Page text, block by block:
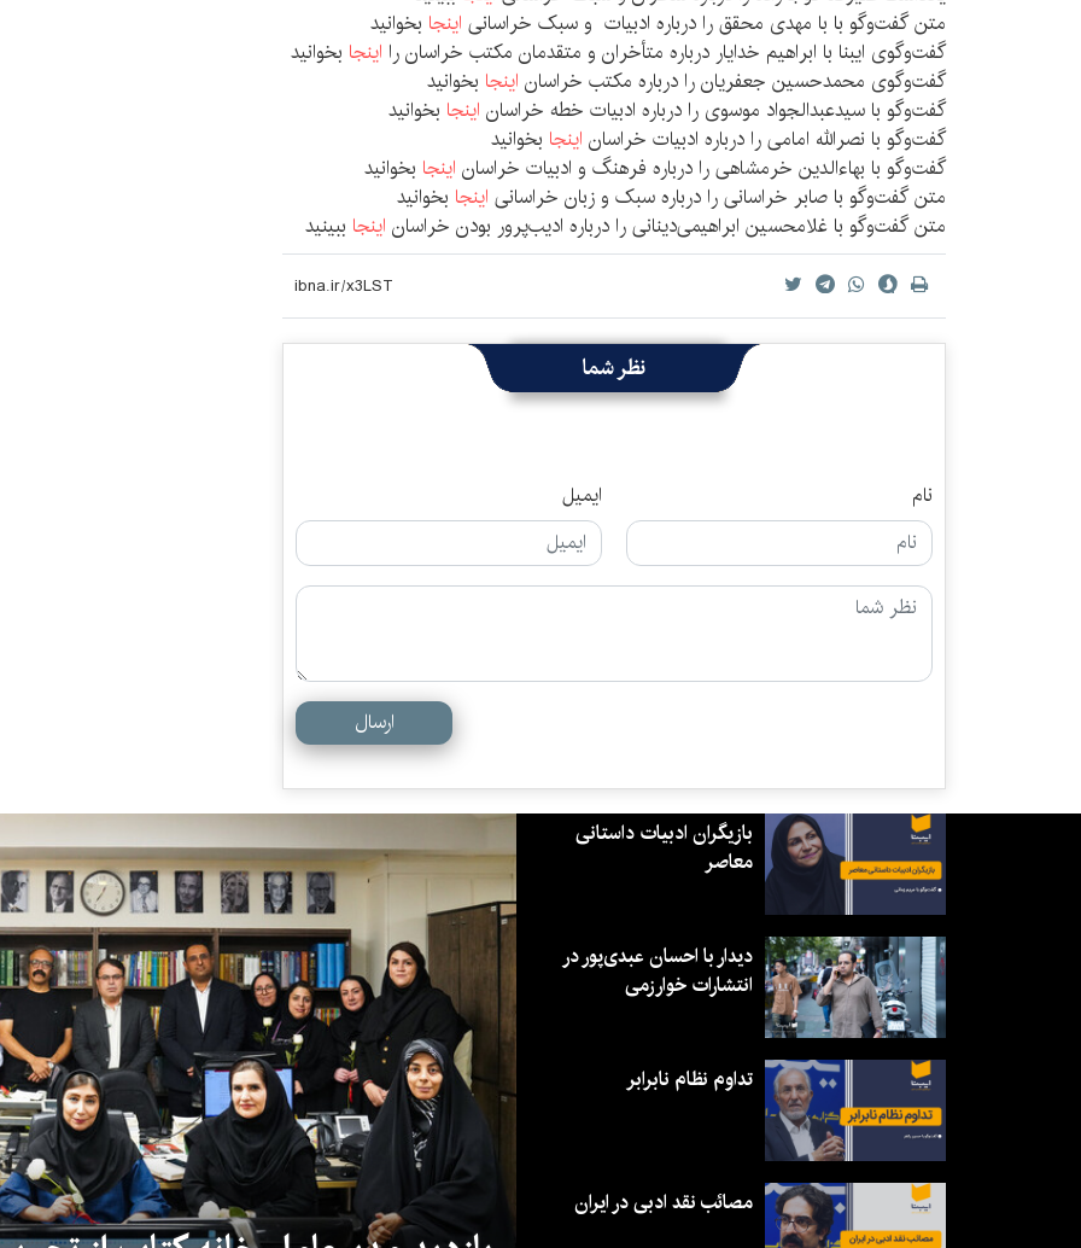
متن گفت‌وگو با با مهدی محقق را درباره ادبیات و سبک خراسانی اینجا بخوانید
گفت‌وگوی ایبنا با ابراهیم خدایار درباره متأخران و متقدمان مکتب خراسان را اینجا بخوانید
گفت‌وگوی محمدحسین جعفریان را درباره مکتب خراسان اینجا بخوانید
گفت‌وگو با سیدعبدالجواد موسوی را درباره ادبیات خطه خراسان اینجا بخوانید
گفت‌وگو با نصرالله امامی را درباره ادبیات خراسان اینجا بخوانید
گفت‌وگو با بهاءالدین خرمشاهی را درباره فرهنگ و ادبیات خراسان اینجا بخوانید
متن گفت‌وگو با صابر خراسانی را درباره سبک و زبان خراسانی اینجا بخوانید
متن گفت‌وگو با غلامحسین ابراهیمی‌دینانی را درباره ادیب‌پرور بودن خراسان اینجا ببینید
نظر شما
نام ایمیل
ارسال
بازیگران ادبیات داستانی
معاصر
دیدار با احسان عبدی‌پور در
انتشارات خوارزمی
تداوم نظام نابرابر
مصائب نقد ادبی در ایران